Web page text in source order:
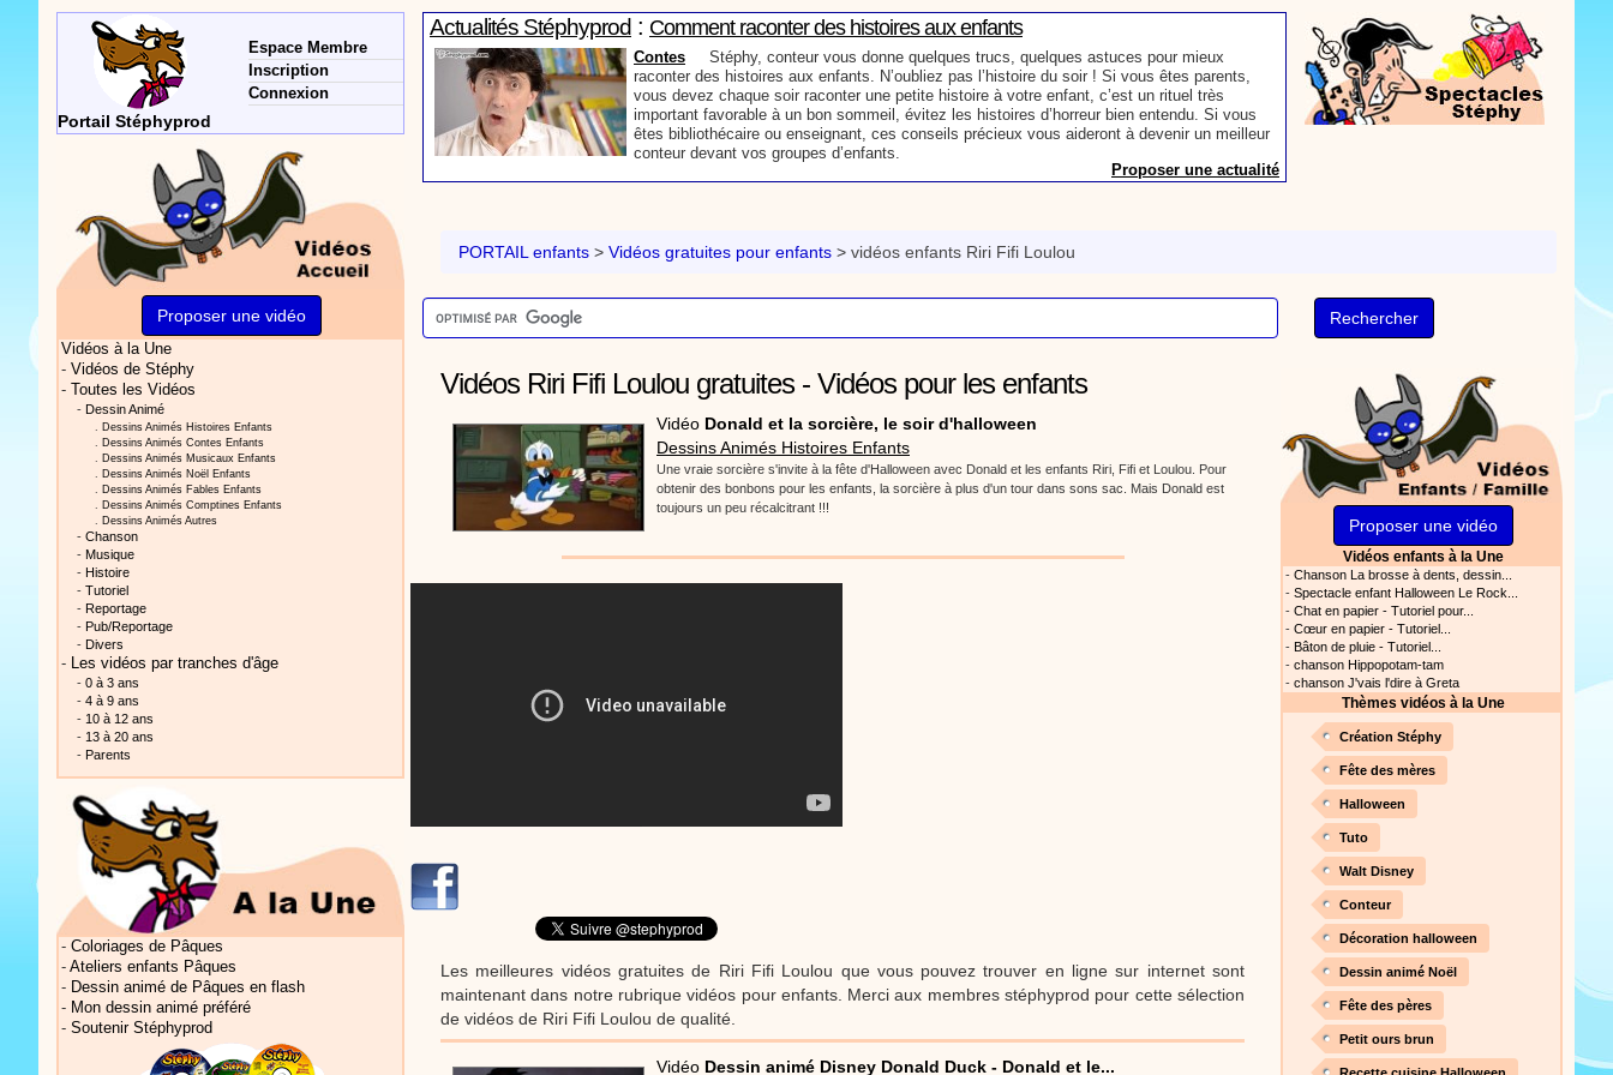
Actualités Stéphyprod : Comment raconter des histoires aux enfants
Contes Stéphy, conteur vous donne quelques trucs, quelques astuces pour mieux
raconter des histoires aux enfants. N’oubliez pas l’histoire du soir ! Si vous êtes parents,
vous devez chaque soir raconter une petite histoire à votre enfant, c’est un rituel très
important favorable à un bon sommeil, évitez les histoires d’horreur bien entendu. Si vous
êtes bibliothécaire ou enseignant, ces conseils précieux vous aideront à devenir un meilleur
conteur devant vos groupes d’enfants.
Proposer une actualité
enseignants et les enfants. Animation d'une activité manuelle pour les enfants. Atelier de peinture et de
graphisme.
Proposer une vidéo
Loisirs créatifsComment faire une carte pop-up pour la fête des mères très simplement avec les
outils de ta trousse. Animation vidéo d'une activité manuelle pour les enfants. Activité manuelle, dessins,
découpage et collage.
Vidéos Stéphyprod:Bâton de pluie - Tutoriel destiné aux enfants
Loisirs créatifsLe bâton de pluie est un instrument de musique ! Une Animation vidéo, un tutoriel
réalisé par un animateur périscolaire et extrascolaire pour fabriquer facilement cet objet qui amusera les
Vidéos Stéphyprod:chanson Hippopotam-tam
Vidéos Stéphyprod
Vidéos Stéphyprod:Chansons de Noël, 21 minutes de dessins animés
Dessins animés traditionnels Des chansons de Noël, des contes de Noël, profitez de 21 minutes de
PORTAIL enfants > Vidéos gratuites pour enfants > vidéos enfants Riri Fifi Loulou
Vidéos Riri Fifi Loulou gratuites - Vidéos pour les enfants
Vidéo Donald et la sorcière, le soir d'halloween
Dessins Animés Histoires Enfants
Une vraie sorcière s'invite à la fête d'Halloween avec Donald et les enfants Riri, Fifi et Loulou. Pour
obtenir des bonbons pour les enfants, la sorcière à plus d'un tour dans sons sac. Mais Donald est
toujours un peu récalcitrant !!!
Les meilleures vidéos gratuites de Riri Fifi Loulou que vous pouvez trouver en ligne sur internet sont
maintenant dans notre rubrique vidéos pour enfants. Merci aux membres stéphyprod pour cette sélection
de vidéos de Riri Fifi Loulou de qualité.
Vidéo Dessin animé Disney Donald Duck - Donald et le...
Proposer une vidéo
Vidéos enfants à la Une
- Chanson La brosse à dents, dessin...
- Spectacle enfant Halloween Le Rock...
- Chat en papier - Tutoriel pour...
- Cœur en papier - Tutoriel...
- Bâton de pluie - Tutoriel...
- chanson Hippopotam-tam
- chanson J'vais l'dire à Greta
Thèmes vidéos à la Une
Création Stéphy
Fête des mères
Halloween
Tuto
Walt Disney
Conteur
Décoration halloween
Dessin animé Noël
Fête des pères
Petit ours brun
Portail Stéphyprod
Espace Membre
Inscription
Connexion
Proposer une vidéo
Vidéos à la Une
- Vidéos de Stéphy
-
Toutes les Vidéos
- Dessin Animé
. Dessins Animés Histoires Enfants
. Dessins Animés Contes Enfants
. Dessins Animés Musicaux Enfants
. Dessins Animés Noël Enfants
. Dessins Animés Fables Enfants
. Dessins Animés Comptines Enfants
. Dessins Animés Autres
- Chanson
- Musique
- Histoire
- Tutoriel
- Reportage
- Pub/Reportage
- Divers
- Les vidéos par tranches d'âge
- 0 à 3 ans
- 4 à 9 ans
- 10 à 12 ans
- 13 à 20 ans
- Parents
- Coloriages de Pâques
- Ateliers enfants Pâques
- Dessin animé de Pâques en flash
- Mon dessin animé préféré
- Soutenir Stéphyprod